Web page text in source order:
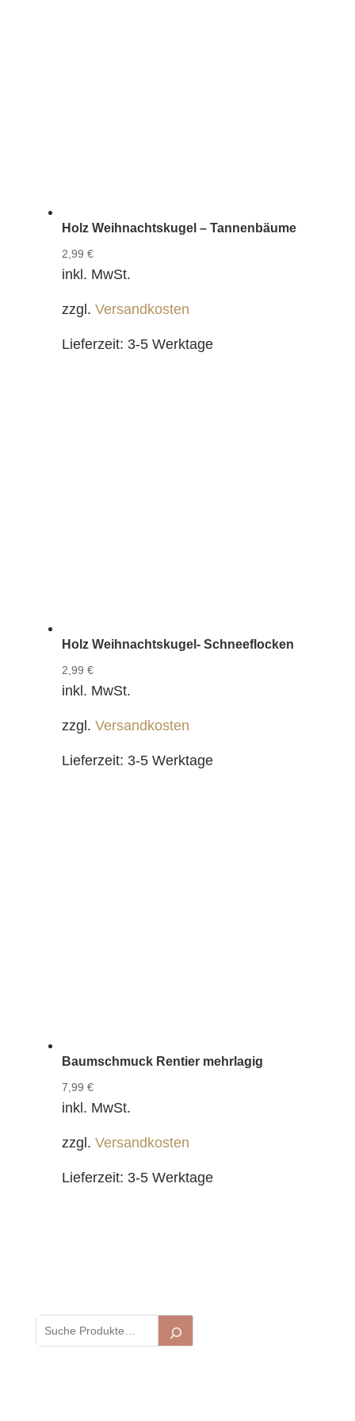
Holz Weihnachtskugel – Tannenbäume
2,99 €
inkl. MwSt.
zzgl. Versandkosten
Lieferzeit: 3-5 Werktage
Holz Weihnachtskugel- Schneeflocken
2,99 €
inkl. MwSt.
zzgl. Versandkosten
Lieferzeit: 3-5 Werktage
Baumschmuck Rentier mehrlagig
7,99 €
inkl. MwSt.
zzgl. Versandkosten
Lieferzeit: 3-5 Werktage